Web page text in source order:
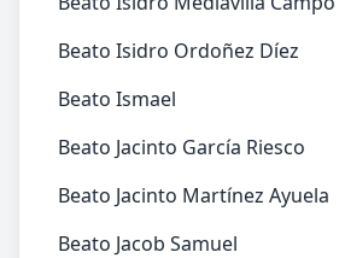
Beato Isidro Ordoñez Díez
Beato Ismael
Beato Jacinto García Riesco
Beato Jacinto Martínez Ayuela
Beato Jacob Samuel